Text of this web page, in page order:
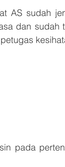
dan sudah
pada